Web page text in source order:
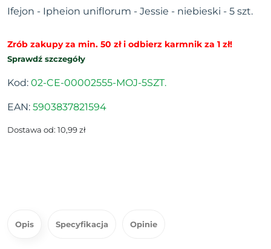
Ifejon - Ipheion uniflorum - Jessie - niebieski - 5 szt.
Zrób zakupy za min. 50 zł i odbierz karmnik za 1 zł!
Sprawdź szczegóły
Kod: 02-CE-00002555-MOJ-5SZT.
EAN: 5903837821594
Dostawa od: 10,99 zł
Opis Specyfikacja Opinie